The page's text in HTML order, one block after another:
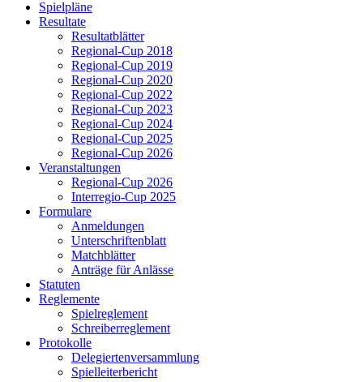
Spielpläne
Resultate
Resultatblätter
Regional-Cup 2018
Regional-Cup 2019
Regional-Cup 2020
Regional-Cup 2022
Regional-Cup 2023
Regional-Cup 2024
Regional-Cup 2025
Regional-Cup 2026
Veranstaltungen
Regional-Cup 2026
Interregio-Cup 2025
Formulare
Anmeldungen
Unterschriftenblatt
Matchblätter
Anträge für Anlässe
Statuten
Reglemente
Spielreglement
Schreiberreglement
Protokolle
Delegiertenversammlung
Spielleiterbericht